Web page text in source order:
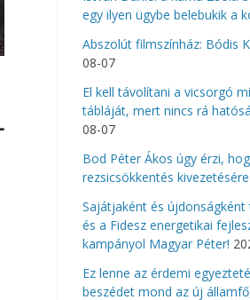
egy ilyen ügybe belebukik a
Abszolút filmszínház: Bódis
08-07
El kell távolítani a vicsorgó
tábláját, mert nincs rá
08-07
Bod Péter Ákos úgy érzi,
rezsicsökkentés kivezetésére
Sajátjaként és újdonságként
és a Fidesz energetikai
kampányol Magyar Péter!
Ez lenne az érdemi
beszédet mond az új